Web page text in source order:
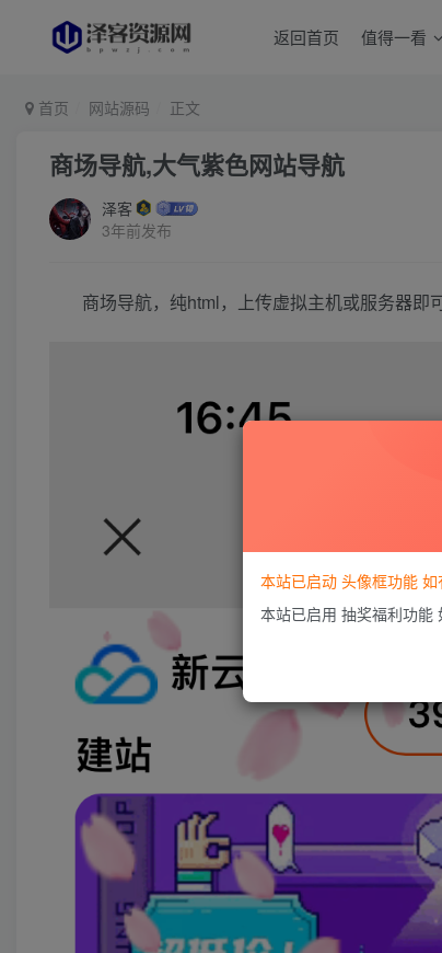
返回首页 值得一看
首页 网站源码 正文
商场导航,大气紫色网站导航
泽客
3年前发布
商场导航，纯html，上传虚拟主机或服务器即
本站已启动 头像框功能
本站已启用 抽奖福利功能